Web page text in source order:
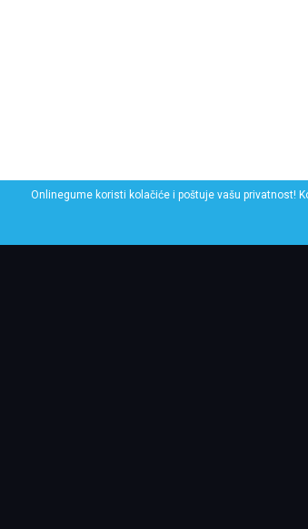
Onlinegume koristi kolačiće i poštuje vašu privatnost!